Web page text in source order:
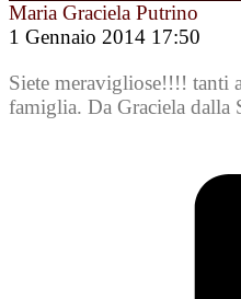
Maria Graciela Putrino
1 Gennaio 2014 17:50
Siete meravigliose!!!! tanti
famiglia. Da Graciela dalla